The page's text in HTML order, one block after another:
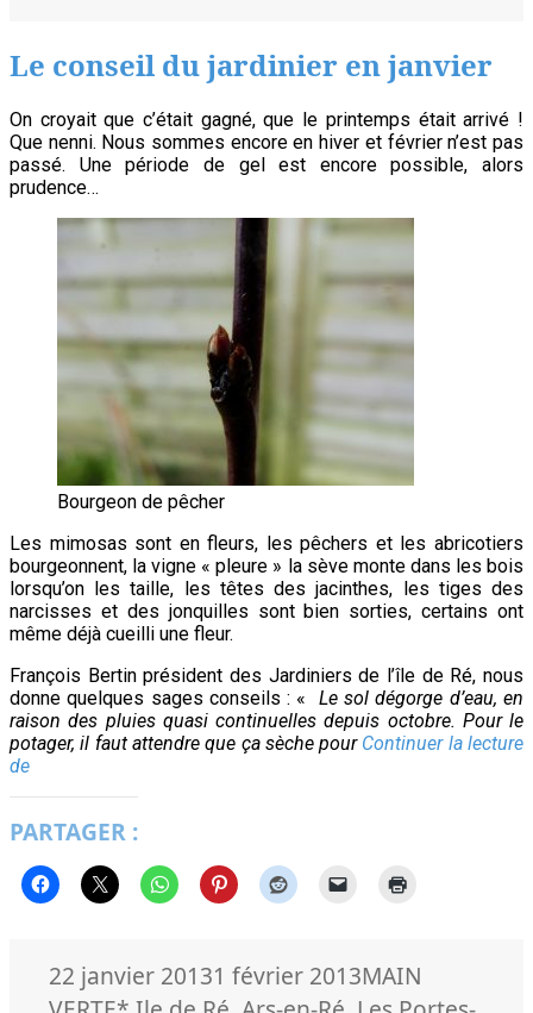
mi-
hiver,
l’avis
du
pépiniériste
Le conseil du jardinier en janvier
On croyait que c’était gagné, que le printemps était arrivé !
Que nenni. Nous sommes encore en hiver et février n’est pas
passé. Une période de gel est encore possible, alors
prudence…
Bourgeon de pêcher
Les mimosas sont en fleurs, les pêchers et les abricotiers
bourgeonnent, la vigne « pleure » la sève monte dans les bois
lorsqu’on les taille, les têtes des jacinthes, les tiges des
narcisses et des jonquilles sont bien sorties, certains ont
même déjà cueilli une fleur.
François Bertin président des Jardiniers de l’île de Ré, nous
donne quelques sages conseils : «
Le sol dégorge d’eau, en
raison des pluies quasi continuelles depuis octobre. Pour le
potager, il faut attendre que ça sèche pour Continuer la lecture
deLe
jardinier
janvier
PARTAGER :
Publié
22 janvier 20131 février 2013Catégories
MAIN